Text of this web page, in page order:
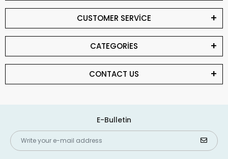
CUSTOMER SERVİCE
CATEGORİES
CONTACT US
E-Bulletin